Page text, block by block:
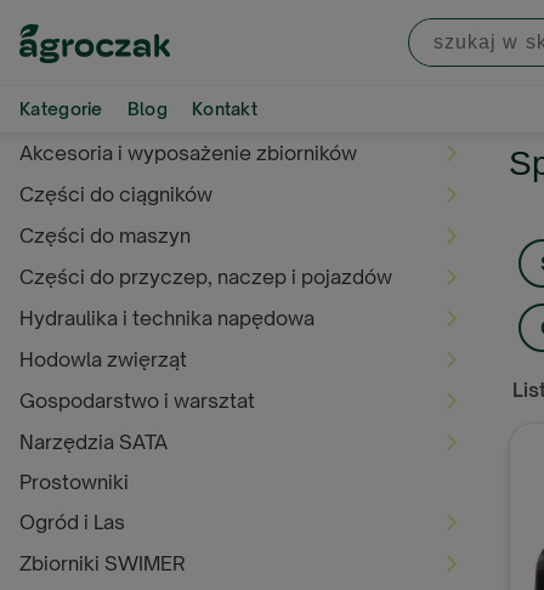
Kategorie Blog Kontakt
Akcesoria i wyposażenie zbiorników
Części do ciągników
Części do maszyn
Części do przyczep, naczep i pojazdów
Hydraulika i technika napędowa
Hodowla zwięrząt
Gospodarstwo i warsztat
Narzędzia SATA
Prostowniki
Ogród i Las
Zbiorniki SWIMER